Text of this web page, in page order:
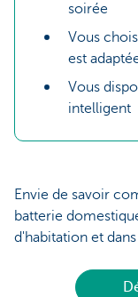
soirée
Vous
est
Vous
intelligent
Envie de savoir
batterie
d'habitation et